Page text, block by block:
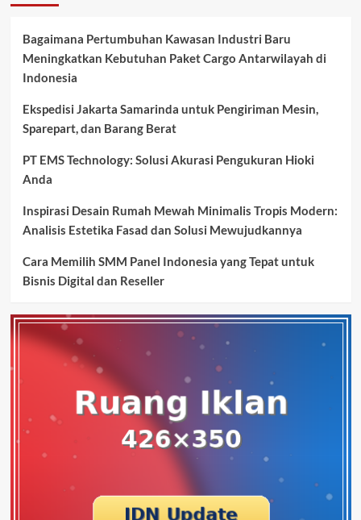
Bagaimana Pertumbuhan Kawasan Industri Baru
Meningkatkan Kebutuhan Paket Cargo Antarwilayah di
Indonesia
Ekspedisi Jakarta Samarinda untuk Pengiriman Mesin,
Sparepart, dan Barang Berat
PT EMS Technology: Solusi Akurasi Pengukuran Hioki
Anda
Inspirasi Desain Rumah Mewah Minimalis Tropis Modern:
Analisis Estetika Fasad dan Solusi Mewujudkannya
Cara Memilih SMM Panel Indonesia yang Tepat untuk
Bisnis Digital dan Reseller